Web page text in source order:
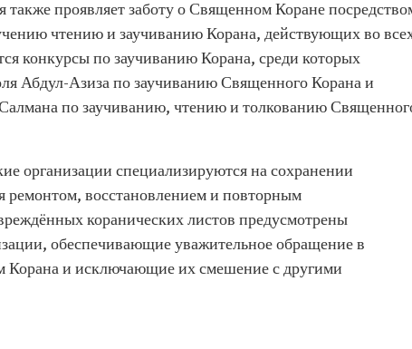
также проявляет заботу о Священном Коране
чтению и заучиванию Корана, действующих во
конкурсы по заучиванию Корана, среди которых
Абдул-Азиза по заучиванию Священного Корана и
по заучиванию, чтению и толкованию
организации специализируются на сохранении
ремонтом, восстановлением и повторным
коранических листов предусмотрены
обеспечивающие уважительное обращение в
Корана и исключающие их смешение с другими